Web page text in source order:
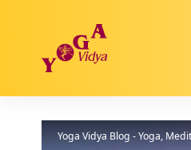
Yoga Vidya Blog - Yoga,